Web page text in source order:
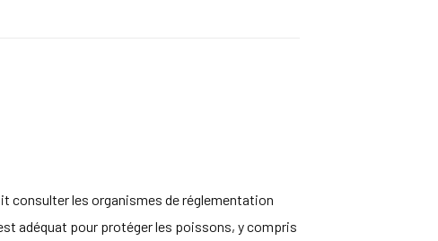
consulter les organismes de réglementation
adéquat pour protéger les poissons, y compris